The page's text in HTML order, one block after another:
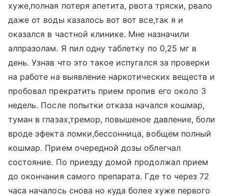
хуже,полная потеря апетита, рвота тряски, рвало
даже от воды казалось вот вот все,так я и
оказался в частной клинике. Мне назначили
алпразолам. Я пил одну таблетку по 0,25 мг в
день. Узнав что это такое испугался за проверки
на работе на выявление наркотических веществ и
пробовал прекратить прием пропив его около 3
недель. После попытки отказа начался кошмар,
туман в глазах,тремор, повышеное давление, боли
вроде эфекта ломки,бессонница, вобщем полный
кошмар. Прием очередной дозы облегчал
состояние. По приезду домой продолжал прием
до окончания самого препарата. Где то через 72
часа началось снова но куда более хуже первого